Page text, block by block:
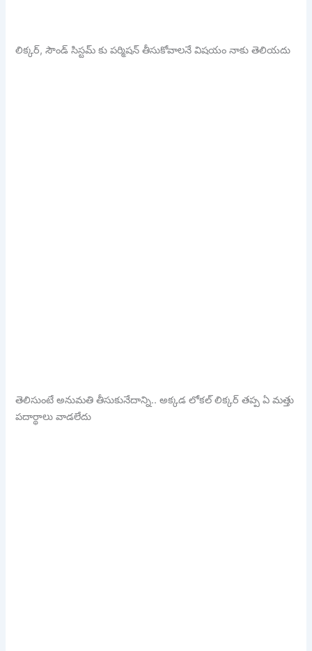
లిక్కర్, సౌండ్ సిస్టమ్ కు పర్మిషన్ తీసుకోవాలనే విషయం నాకు తెలియదు
తెలిసుంటే అనుమతి తీసుకునేదాన్ని.. అక్కడ లోకల్ లిక్కర్ తప్ప ఏ మత్తు
పదార్థాలు వాడలేదు